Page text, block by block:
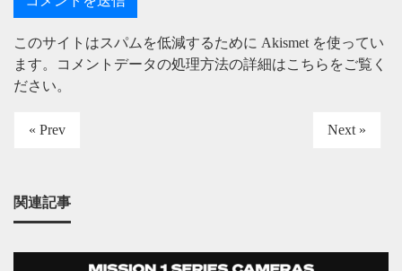
このサイトはスパムを低減するために Akismet を使ってい
ます。
コメントデータの処理方法の詳細はこちらをご覧く
ださい。
« Prev Next »
関連記事